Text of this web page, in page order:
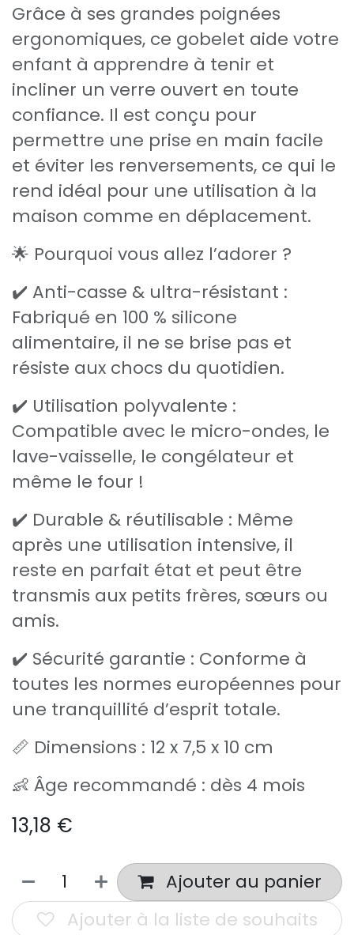
Grâce à ses grandes poignées
ergonomiques, ce gobelet aide votre
enfant à apprendre à tenir et
incliner un verre ouvert en toute
confiance. Il est conçu pour
permettre une prise en main facile
et éviter les renversements, ce qui le
rend idéal pour une utilisation à la
maison comme en déplacement.
🌟 Pourquoi vous allez l’adorer ?
✔️ Anti-casse & ultra-résistant :
Fabriqué en 100 % silicone
alimentaire, il ne se brise pas et
résiste aux chocs du quotidien.
✔️ Utilisation polyvalente :
Compatible avec le micro-ondes, le
lave-vaisselle, le congélateur et
même le four !
✔️ Durable & réutilisable : Même
après une utilisation intensive, il
reste en parfait état et peut être
transmis aux petits frères, sœurs ou
amis.
✔️ Sécurité garantie : Conforme à
toutes les normes européennes pour
une tranquillité d’esprit totale.
📏 Dimensions : 12 x 7,5 x 10 cm
👶 Âge recommandé : dès 4 mois
13,18 €
Ajouter au panier
Ajouter à la liste de souhaits